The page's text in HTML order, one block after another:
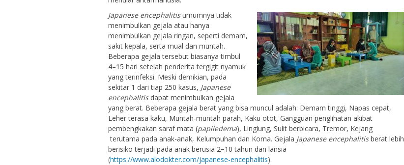
Japanese encephalitisumumnya tidak
menimbulkan gejala atau hanya
menimbulkan gejala ringan, seperti demam,
sakit kepala, serta mual dan muntah.
Beberapa gejala tersebut biasanya timbul
4–15 hari setelah penderita tergigit nyamuk
yang terinfeksi. Meski demikian, pada
sekitar 1 dari tiap 250 kasus, Japanese
encephalitisdapat menimbulkan gejala
yang berat. Beberapa gejala berat yang bisa muncul adalah: Demam tinggi, Napas cepat,
Leher terasa kaku, Muntah-muntah parah, Kaku otot, Gangguan penglihatan akibat
pembengkakan saraf mata (papiledema), Linglung, Sulit berbicara, Tremor, Kejang
terutama pada anak-anak, Kelumpuhan dan Koma. Gejala Japanese encephalitisberat lebih
berisiko terjadi pada anak berusia 2−10 tahun dan lansia
(https://www.alodokter.com/japanese-encephalitis).